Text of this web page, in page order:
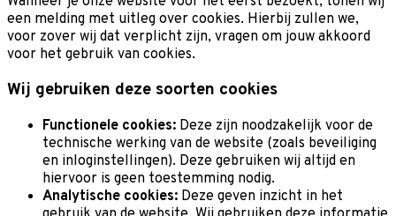
een melding met uitleg over cookies. Hierbij zullen we,
voor zover wij dat verplicht zijn, vragen om jouw akkoord
voor het gebruik van cookies.
Wij gebruiken deze soorten cookies
Functionele cookies: Deze zijn noodzakelijk voor de
technische werking van de website (zoals beveiliging
en inloginstellingen). Deze gebruiken wij altijd en
hiervoor is geen toestemming nodig.
Analytische cookies: Deze geven inzicht in het